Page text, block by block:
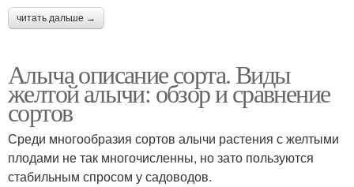
читать дальше →
Алыча описание сорта. Виды
желтой алычи: обзор и сравнение
сортов
Среди многообразия сортов алычи растения с желтыми
плодами не так многочисленны, но зато пользуются
стабильным спросом у садоводов.